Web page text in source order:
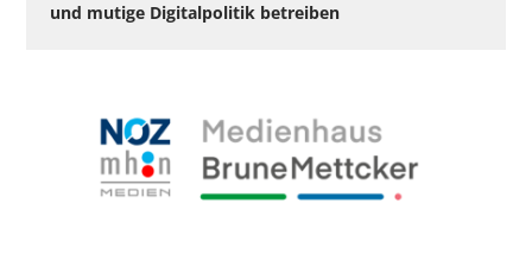
und mutige Digitalpolitik betreiben